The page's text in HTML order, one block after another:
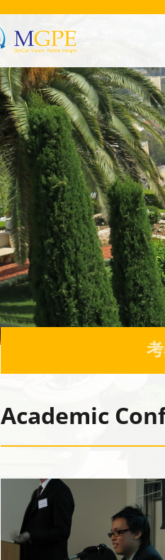
Academic